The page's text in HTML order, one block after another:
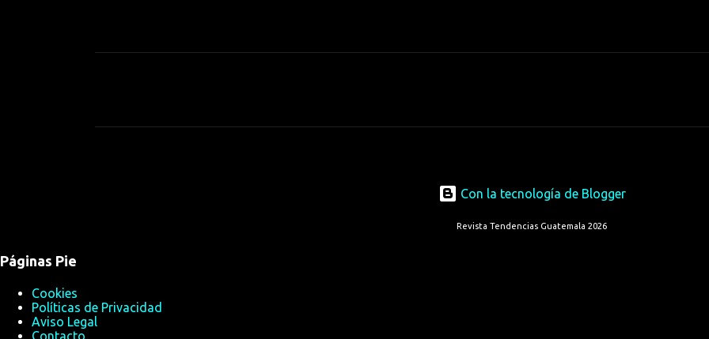
Con la tecnología de Blogger
Revista Tendencias Guatemala 2026
Páginas Pie
Cookies
Políticas de Privacidad
Aviso Legal
Contacto